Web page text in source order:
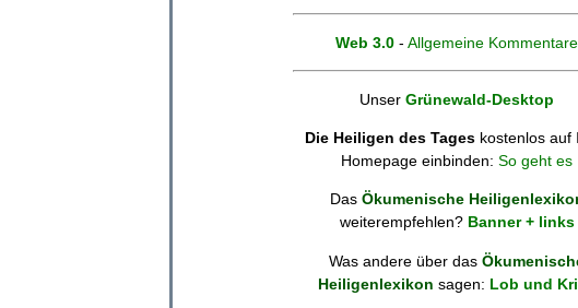
Web 3.0 - Allgemeine Kommentare
Unser Grünewald-Desktop
Die Heiligen des Tages kostenlos auf
Homepage einbinden: So geht es
Das Ökumenische
weiterempfehlen? Banner + links
Was andere über das
Heiligenlexikon sagen: Lob und